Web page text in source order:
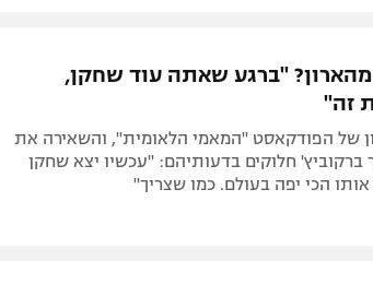
מהארון? "ברגע שאתה עוד שחקן,
זה"
של הפודקאסט "המאמי הלאומית", והשאירה את
ברקוביץ' חלוקים בדעותיהם: "עכשיו יצא שחקן
הכי יפה בעולם. כמו שצריך"